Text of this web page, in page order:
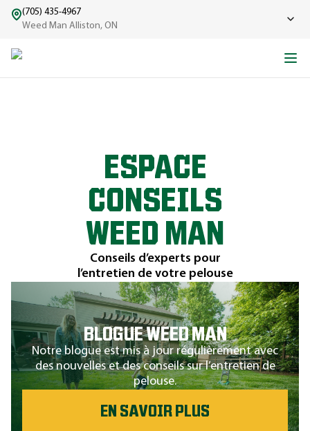
(705) 435-4967
Weed Man Alliston, ON
ESPACE
CONSEILS
WEED MAN
Conseils d’experts pour
l’entretien de votre pelouse
BLOGUE WEED MAN
Notre blogue est mis à jour régulièrement avec
des nouvelles et des conseils sur l’entretien de
pelouse.
EN SAVOIR PLUS